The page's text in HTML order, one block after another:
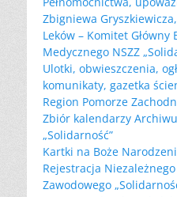
Zbigniewa
Leków – Komitet
Medycznego NSZZ
Ulotki, obwieszczenia,
komunikaty, gazetka
Region Pomorze
Zbiór kalendarzy
„Solidarność”
Kartki na Boże
Rejestracja
Zawodowego